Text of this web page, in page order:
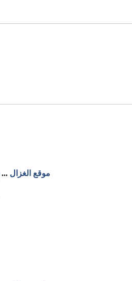
موقع الغزال ...